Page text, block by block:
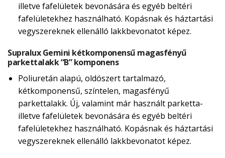
illetve fafelületek bevonására és egyéb beltéri
fafelületekhez használható. Kopásnak és háztartási
vegyszereknek ellenálló lakkbevonatot képez.
Supralux Gemini kétkomponensű magasfényű
parkettalakk “B” komponens
Poliuretán alapú, oldószert tartalmazó,
kétkomponensű, színtelen, magasfényű
parkettalakk. Új, valamint már használt parketta-
illetve fafelületek bevonására és egyéb beltéri
fafelületekhez használható. Kopásnak és háztartási
vegyszereknek ellenálló lakkbevonatot képez.